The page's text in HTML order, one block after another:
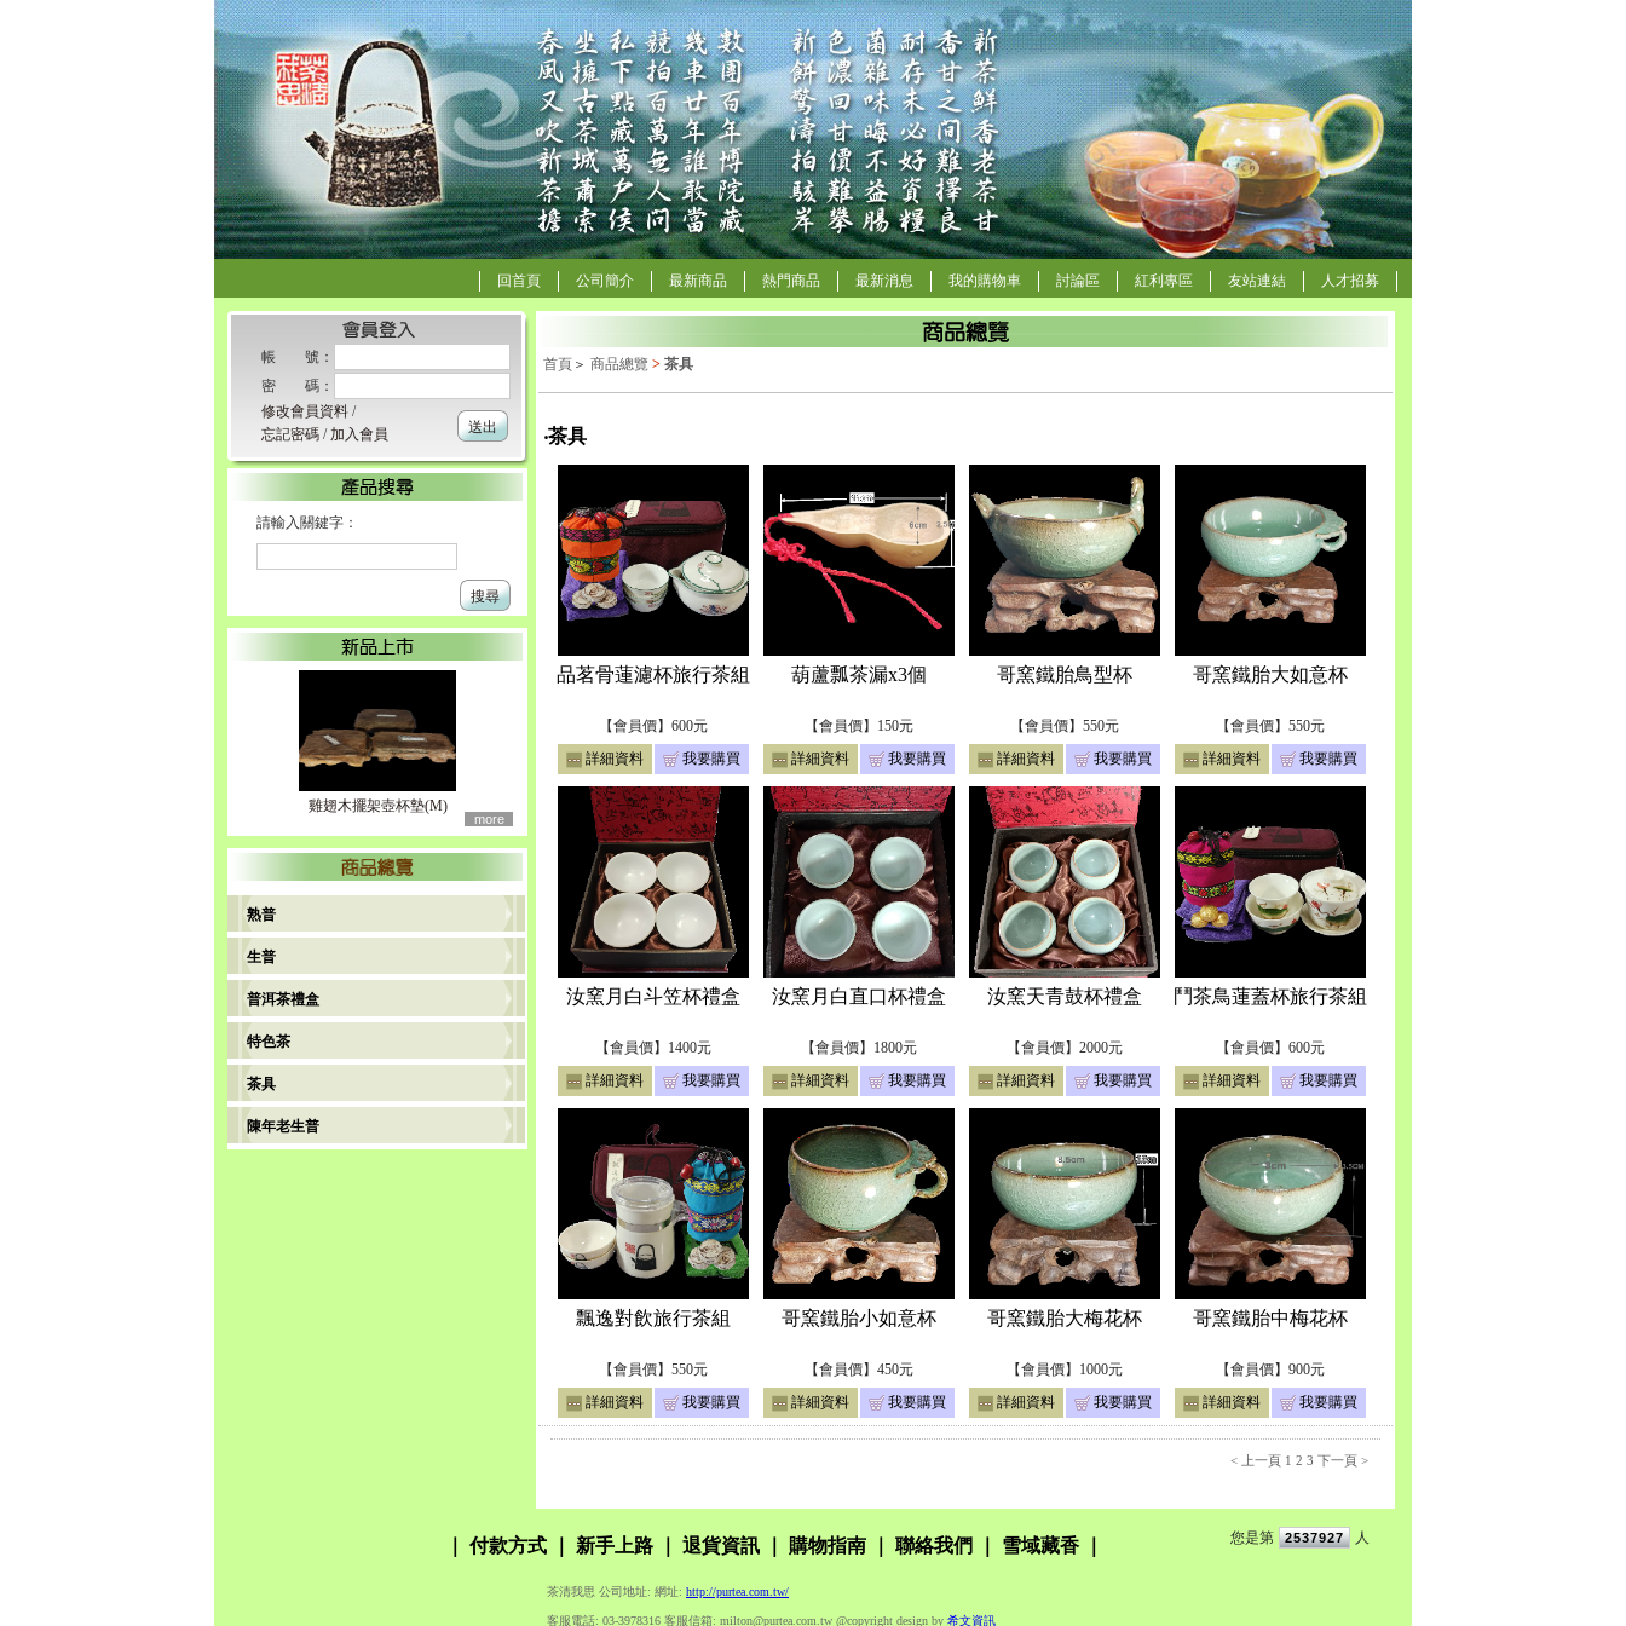
人才招募
友站連結
紅利專區
討論區
我的購物車
最新消息
熱門商品
最新商品
公司簡介
回首頁
帳 號：
密 碼：
修改會員資料 /
忘記密碼 /加入會員 送出
請輸入關鍵字：
搜尋
雞翅木擺架壺杯墊(M)
more
熟普
生普
普洱茶禮盒
特色茶
茶具
陳年老生普
首頁 ＞ 商品總覽 > 茶具
‧茶具
品茗骨蓮濾杯旅行茶組
【會員價】600元
詳細資料
我要購買
葫蘆瓢茶漏x3個
【會員價】150元
詳細資料
我要購買
哥窯鐵胎鳥型杯
【會員價】550元
詳細資料
我要購買
哥窯鐵胎大如意杯
【會員價】550元
詳細資料
我要購買
汝窯月白斗笠杯禮盒
【會員價】1400元
詳細資料
我要購買
汝窯月白直口杯禮盒
【會員價】1800元
詳細資料
我要購買
汝窯天青鼓杯禮盒
【會員價】2000元
詳細資料
我要購買
鬥茶鳥蓮蓋杯旅行茶組
【會員價】600元
詳細資料
我要購買
飄逸對飲旅行茶組
【會員價】550元
詳細資料
我要購買
哥窯鐵胎小如意杯
【會員價】450元
詳細資料
我要購買
哥窯鐵胎大梅花杯
【會員價】1000元
詳細資料
我要購買
哥窯鐵胎中梅花杯
【會員價】900元
詳細資料
我要購買
< 上一頁 1 2 3 下一頁 >
付款方式 新手上路 退貨資訊 購物指南 聯絡我們 雪域藏香
茶清我思 公司地址: 網址: http://purtea.com.tw/
客服電話: 03-3978316 客服信箱: milton@purtea.com.tw @copyright design by 希文資訊
您是第 2537927 人